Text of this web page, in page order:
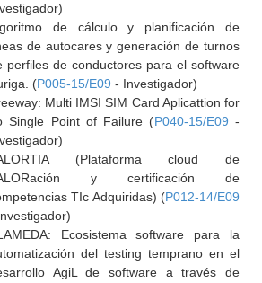
de cálculo y planificación de
de autocares y generación de turnos
perfiles de conductores para el software
(P005-15/E09 - Investigador)
Multi IMSI SIM Card Aplicattion for
Single Point of Failure (P040-15/E09 -
(Plataforma cloud de
y certificación de
TIc Adquiridas) (P012-14/E09
Ecosistema software para la
del testing temprano en el
AgiL de software a través de